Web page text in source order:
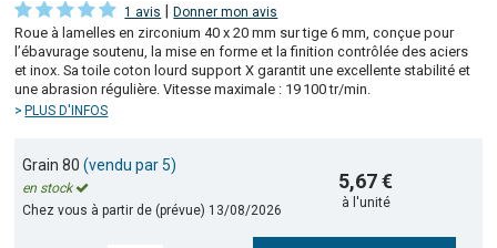
1 avis |Donner mon avis
Roue à lamelles en zirconium 40 x 20 mm sur tige 6 mm, conçue pour
l’ébavurage soutenu, la mise en forme et la finition contrôlée des aciers
et inox. Sa toile coton lourd support X garantit une excellente stabilité et
une abrasion régulière. Vitesse maximale : 19 100 tr/min.
PLUS D'INFOS
Grain 80(vendu par 5)
en stock
Chez vous à partir de (prévue) 13/08/2026
5,67 €
à l'unité